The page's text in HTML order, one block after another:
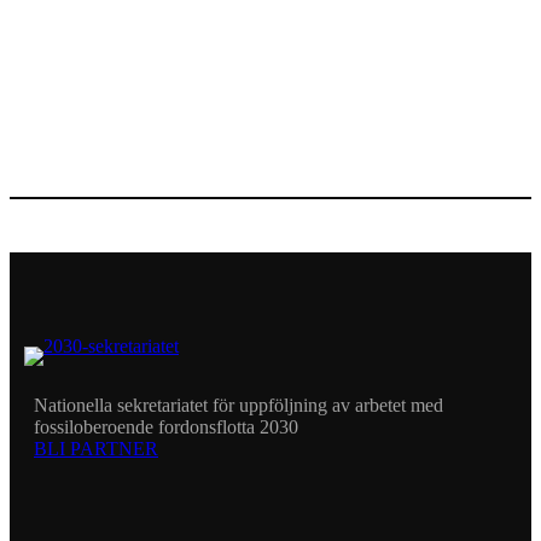
Nationella sekretariatet för uppföljning av arbetet med
fossiloberoende fordonsflotta 2030
BLI PARTNER